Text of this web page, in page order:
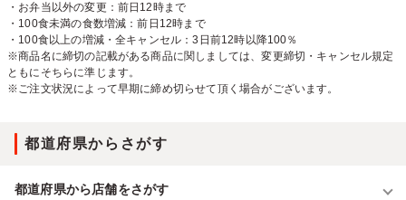
・お弁当以外の変更：前日12時まで
・100食未満の食数増減：前日12時まで
・100食以上の増減・全キャンセル：3日前12時以降100％
※商品名に締切の記載がある商品に関しましては、変更締切・キャンセル規定
ともにそちらに準じます。
※ご注文状況によって早期に締め切らせて頂く場合がございます。
都道府県からさがす
都道府県から店舗をさがす